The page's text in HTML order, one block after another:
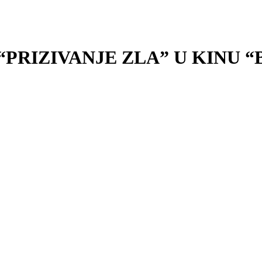
ZLA” U KINU